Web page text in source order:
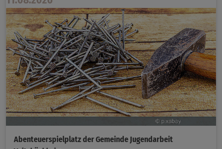
Abenteuerspielplatz der Gemeinde Jugendarbeit